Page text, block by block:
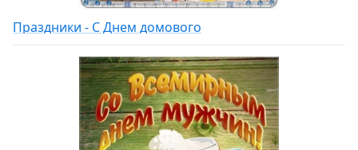
Праздники - С Днем домового